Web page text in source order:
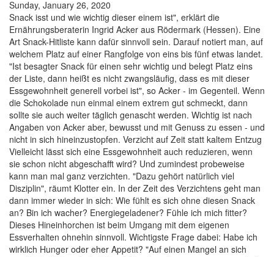
Sunday, January 26, 2020
Snack isst und wie wichtig dieser einem ist", erklärt die
Ernährungsberaterin Ingrid Acker aus Rödermark (Hessen). Eine
Art Snack-Hitliste kann dafür sinnvoll sein. Darauf notiert man, auf
welchem Platz auf einer Rangfolge von eins bis fünf etwas landet.
"Ist besagter Snack für einen sehr wichtig und belegt Platz eins
der Liste, dann heißt es nicht zwangsläufig, dass es mit dieser
Essgewohnheit generell vorbei ist", so Acker - im Gegenteil. Wenn
die Schokolade nun einmal einem extrem gut schmeckt, dann
sollte sie auch weiter täglich genascht werden. Wichtig ist nach
Angaben von Acker aber, bewusst und mit Genuss zu essen - und
nicht in sich hineinzustopfen. Verzicht auf Zeit statt kaltem Entzug
Vielleicht lässt sich eine Essgewohnheit auch reduzieren, wenn
sie schon nicht abgeschafft wird? Und zumindest probeweise
kann man mal ganz verzichten. "Dazu gehört natürlich viel
Disziplin", räumt Klotter ein. In der Zeit des Verzichtens geht man
dann immer wieder in sich: Wie fühlt es sich ohne diesen Snack
an? Bin ich wacher? Energiegeladener? Fühle ich mich fitter?
Dieses Hineinhorchen ist beim Umgang mit dem eigenen
Essverhalten ohnehin sinnvoll. Wichtigste Frage dabei: Habe ich
wirklich Hunger oder eher Appetit? "Auf einen Mangel an sich